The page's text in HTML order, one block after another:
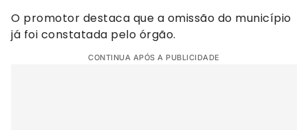
O promotor destaca que a omissão do município
já foi constatada pelo órgão.
CONTINUA APÓS A PUBLICIDADE